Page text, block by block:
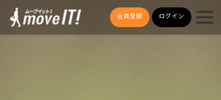
会員登録 ログイン